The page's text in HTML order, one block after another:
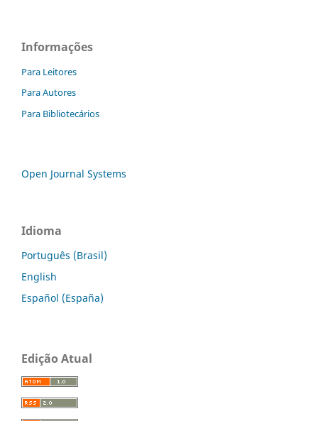
Informações
Para Leitores
Para Autores
Para Bibliotecários
Open Journal Systems
Idioma
Português (Brasil)
English
Español (España)
Edição Atual